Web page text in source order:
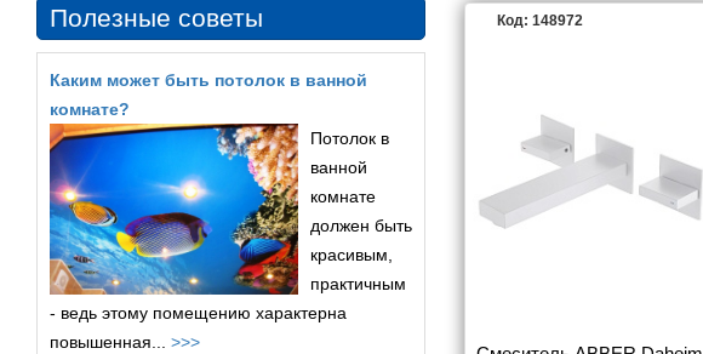
Код: 148972
Полезные советы
Каким может быть потолок в ванной
комнате?
Потолок в
ванной
комнате
должен быть
красивым,
практичным
- ведь этому помещению характерна
повышенная... >>>